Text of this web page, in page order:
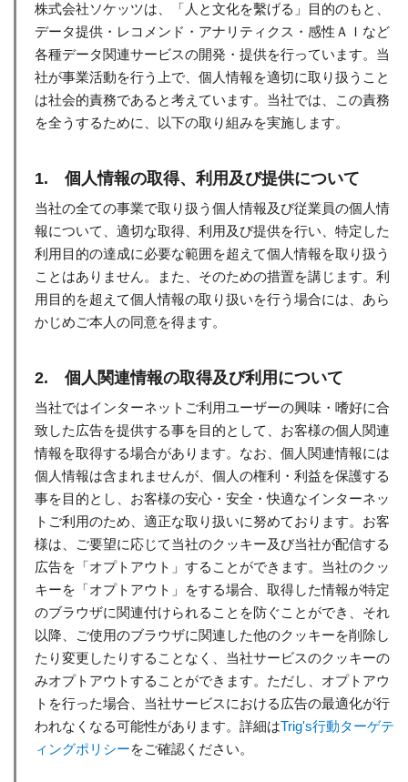
株式会社ソケッツは、「人と文化を繫げる」目的のもと、
データ提供・レコメンド・アナリティクス・感性ＡＩなど
各種データ関連サービスの開発・提供を行っています。当
社が事業活動を行う上で、個人情報を適切に取り扱うこと
は社会的責務であると考えています。当社では、この責務
を全うするために、以下の取り組みを実施します。
1. 個人情報の取得、利用及び提供について
当社の全ての事業で取り扱う個人情報及び従業員の個人情
報について、適切な取得、利用及び提供を行い、特定した
利用目的の達成に必要な範囲を超えて個人情報を取り扱う
ことはありません。また、そのための措置を講じます。利
用目的を超えて個人情報の取り扱いを行う場合には、あら
かじめご本人の同意を得ます。
2. 個人関連情報の取得及び利用について
当社ではインターネットご利用ユーザーの興味・嗜好に合
致した広告を提供する事を目的として、お客様の個人関連
情報を取得する場合があります。なお、個人関連情報には
個人情報は含まれませんが、個人の権利・利益を保護する
事を目的とし、お客様の安心・安全・快適なインターネッ
トご利用のため、適正な取り扱いに努めております。お客
様は、ご要望に応じて当社のクッキー及び当社が配信する
広告を「オプトアウト」することができます。当社のクッ
キーを「オプトアウト」をする場合、取得した情報が特定
のブラウザに関連付けられることを防ぐことができ、それ
以降、ご使用のブラウザに関連した他のクッキーを削除し
たり変更したりすることなく、当社サービスのクッキーの
みオプトアウトすることができます。ただし、オプトアウ
トを行った場合、当社サービスにおける広告の最適化が行
われなくなる可能性があります。詳細はTrig's行動ターゲテ
ィングポリシーをご確認ください。